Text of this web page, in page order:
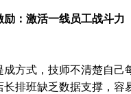
励：激活一线员工战斗力
成方式，技师不清楚自己
长排班缺乏数据支撑，容